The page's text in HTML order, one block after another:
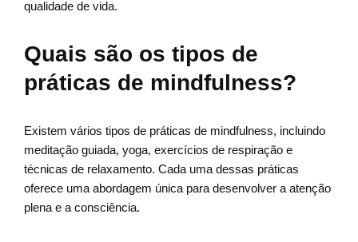
qualidade de vida.
Quais são os tipos de
práticas de mindfulness?
Existem vários tipos de práticas de mindfulness, incluindo
meditação guiada, yoga, exercícios de respiração e
técnicas de relaxamento. Cada uma dessas práticas
oferece uma abordagem única para desenvolver a atenção
plena e a consciência.